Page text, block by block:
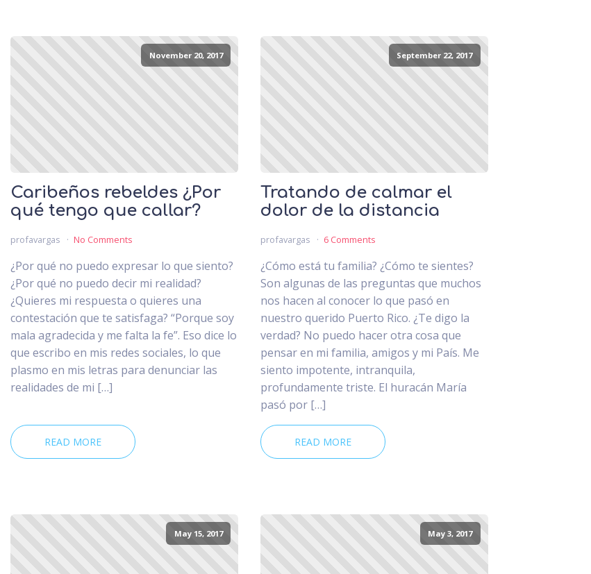
November 20, 2017
Caribeños rebeldes ¿Por
qué tengo que callar?
profavargas No Comments
¿Por qué no puedo expresar lo que siento?
¿Por qué no puedo decir mi realidad?
¿Quieres mi respuesta o quieres una
contestación que te satisfaga? “Porque soy
mala agradecida y me falta la fe”. Eso dice lo
que escribo en mis redes sociales, lo que
plasmo en mis letras para denunciar las
realidades de mi […]
READ MORE
September 22, 2017
Tratando de calmar el
dolor de la distancia
profavargas 6 Comments
¿Cómo está tu familia? ¿Cómo te sientes?
Son algunas de las preguntas que muchos
nos hacen al conocer lo que pasó en
nuestro querido Puerto Rico. ¿Te digo la
verdad? No puedo hacer otra cosa que
pensar en mi familia, amigos y mi País. Me
siento impotente, intranquila,
profundamente triste. El huracán María
pasó por […]
READ MORE
May 15, 2017 May 3, 2017